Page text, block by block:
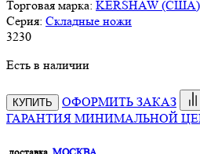
Торговая марка: KERSHAW (США)
Серия: Складные ножи
3230
Есть в наличии
КУПИТЬ
ОФОРМИТЬ ЗАКАЗ
ГАРАНТИЯ МИНИМАЛЬНОЙ